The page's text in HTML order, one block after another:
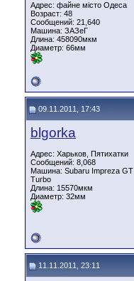
Адрес: файне місто Одеса
Возраст: 48
Сообщений: 21,640
Машина: ЗАЗеГ
Длина: 458090мкм
Диаметр: 66мм
09.11.2011, 17:43
blgorka
Адрес: Харьков, Пятихатки
Сообщений: 8,068
Машина: Subaru Impreza GT
Turbo
Длина: 15570мкм
Диаметр: 32мм
11.11.2011, 23:11